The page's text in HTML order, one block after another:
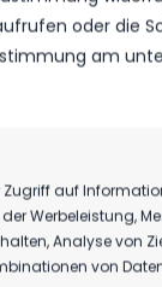
oder die
am
Zugriff auf
Werbeleistung,
Analyse von
von
SEIN